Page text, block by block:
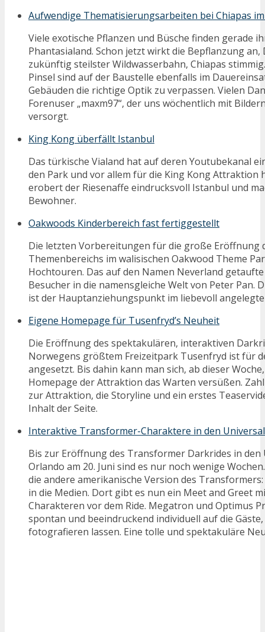
Aufwendige Thematisierungsarbeiten bei Chiapas
Viele exotische Pflanzen und Büsche finden gerade
Phantasialand. Schon jetzt wirkt die Bepflanzung an,
zukünftig steilster Wildwasserbahn, Chiapas
Pinsel sind auf der Baustelle ebenfalls im
Gebäuden die richtige Optik zu verpassen. Vielen
Forenuser „maxm97“, der uns wöchentlich mit
versorgt.
King Kong überfällt Istanbul
Das türkische Vialand hat auf deren Youtubekanal
den Park und vor allem für die King Kong Attraktion
erobert der Riesenaffe eindrucksvoll Istanbul und
Bewohner.
Oakwoods Kinderbereich fast fertiggestellt
Die letzten Vorbereitungen für die große Eröffnung
Themenbereichs im walisischen Oakwood Theme
Hochtouren. Das auf den Namen Neverland
Besucher in die namensgleiche Welt von Peter Pan.
ist der Hauptanziehungspunkt im liebevoll
Eigene Homepage für Tusenfryd’s Neuheit
Die Eröffnung des spektakulären, interaktiven
Norwegens größtem Freizeitpark Tusenfryd ist für
angesetzt. Bis dahin kann man sich, ab dieser
Homepage der Attraktion das Warten versüßen.
zur Attraktion, die Storyline und ein erstes
Inhalt der Seite.
Interaktive Transformer-Charaktere in den
Bis zur Eröffnung des Transformer Darkrides in den
Orlando am 20. Juni sind es nur noch wenige
die andere amerikanische Version des
in die Medien. Dort gibt es nun ein Meet and Greet
Charakteren vor dem Ride. Megatron und Optimus
spontan und beeindruckend individuell auf die
fotografieren lassen. Eine tolle und spektakuläre